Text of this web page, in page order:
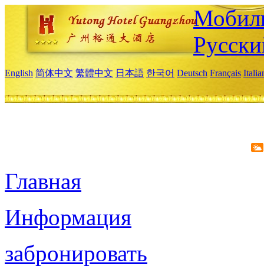
English 简体中文 繁體中文 日本語 한국어 Deutsch Français
Главная
Информация
забронировать